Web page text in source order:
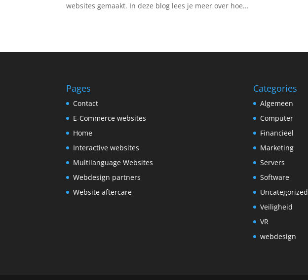
websites gemaakt. In deze blog lees je meer over hoe...
Pages
Contact
E-Commerce websites
Home
Interactive websites
Multilanguage Websites
Webdesign partners
Website aftercare
Categories
Algemeen
Computer
Financieel
Marketing
Servers
Software
Uncategorized
Veiligheid
VR
webdesign